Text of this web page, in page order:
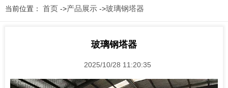
当前位置： 首页 ->产品展示 ->玻璃钢塔器
玻璃钢塔器
2025/10/28 11:20:35